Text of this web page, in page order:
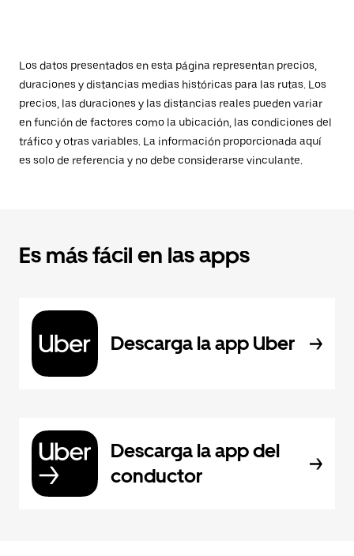
Los datos presentados en esta página representan precios,
duraciones y distancias medias históricas para las rutas. Los
precios, las duraciones y las distancias reales pueden variar
en función de factores como la ubicación, las condiciones del
tráfico y otras variables. La información proporcionada aquí
es solo de referencia y no debe considerarse vinculante.
Es más fácil en las apps
Descarga la app Uber
Descarga la app del
conductor